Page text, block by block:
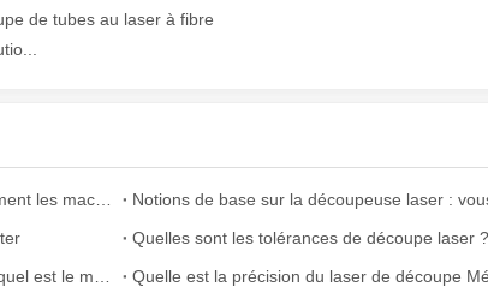
de tubes au laser à fibre